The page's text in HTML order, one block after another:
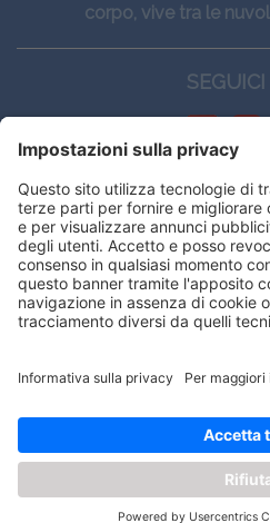
you get the best
Got it!
corpo, vive tra le
Viale E. Forlanini,
E-mail:
ORARI
Lunedì — Giovedì: - 08:30
Venerdì: - 08:30 -